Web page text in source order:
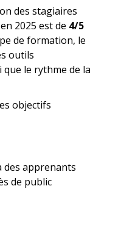
des stagiaires
2025 est de 4/5
de formation, le
outils
le rythme de la
objectifs
des apprenants
de public